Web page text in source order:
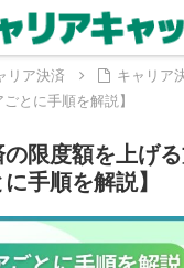
リア決済
キャリア
とに手順を解説】
限度額を上げ
手順を解説】